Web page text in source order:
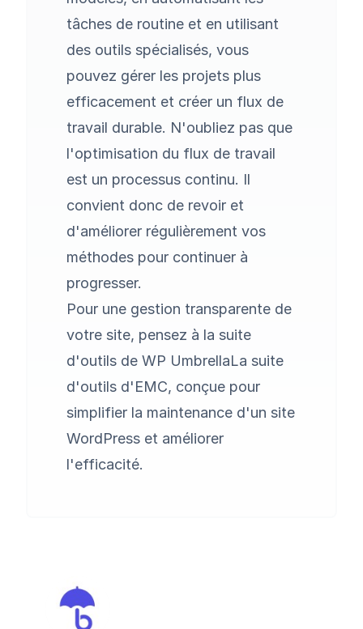
tâches de routine et en utilisant
des outils spécialisés, vous
pouvez gérer les projets plus
efficacement et créer un flux de
travail durable. N'oubliez pas que
l'optimisation du flux de travail
est un processus continu. Il
convient donc de revoir et
d'améliorer régulièrement vos
méthodes pour continuer à
progresser.
Pour une gestion transparente de
votre site, pensez à la suite
d'outils de WP UmbrellaLa suite
d'outils d'EMC, conçue pour
simplifier la maintenance d'un site
WordPress et améliorer
l'efficacité.